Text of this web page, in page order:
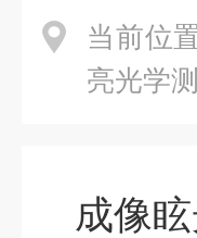
当前位
亮光学
成像